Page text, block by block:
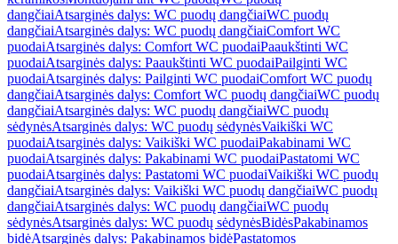
dangčiaiAtsarginės dalys: WC puodų dangčiaiWC puodų
dangčiaiAtsarginės dalys: WC puodų dangčiaiComfort WC
puodaiAtsarginės dalys: Comfort WC puodaiPaaukštinti WC
puodaiAtsarginės dalys: Paaukštinti WC puodaiPailginti WC
puodaiAtsarginės dalys: Pailginti WC puodaiComfort WC puodų
dangčiaiAtsarginės dalys: Comfort WC puodų dangčiaiWC puodų
dangčiaiAtsarginės dalys: WC puodų dangčiaiWC puodų
sėdynėsAtsarginės dalys: WC puodų sėdynėsVaikiški WC
puodaiAtsarginės dalys: Vaikiški WC puodaiPakabinami WC
puodaiAtsarginės dalys: Pakabinami WC puodaiPastatomi WC
puodaiAtsarginės dalys: Pastatomi WC puodaiVaikiški WC puodų
dangčiaiAtsarginės dalys: Vaikiški WC puodų dangčiaiWC puodų
dangčiaiAtsarginės dalys: WC puodų dangčiaiWC puodų
sėdynėsAtsarginės dalys: WC puodų sėdynėsBidėsPakabinamos
bidėAtsarginės dalys: Pakabinamos bidėPastatomos